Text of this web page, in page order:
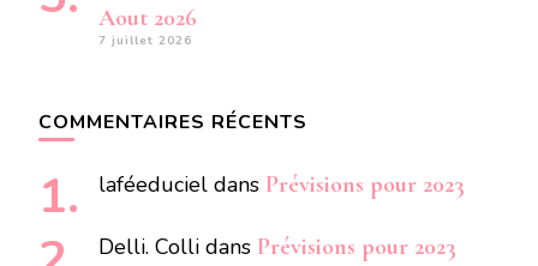
Aout 2026
7 juillet 2026
COMMENTAIRES RÉCENTS
laféeduciel dans Prévisions pour 2023
Delli. Colli dans Prévisions pour 2023